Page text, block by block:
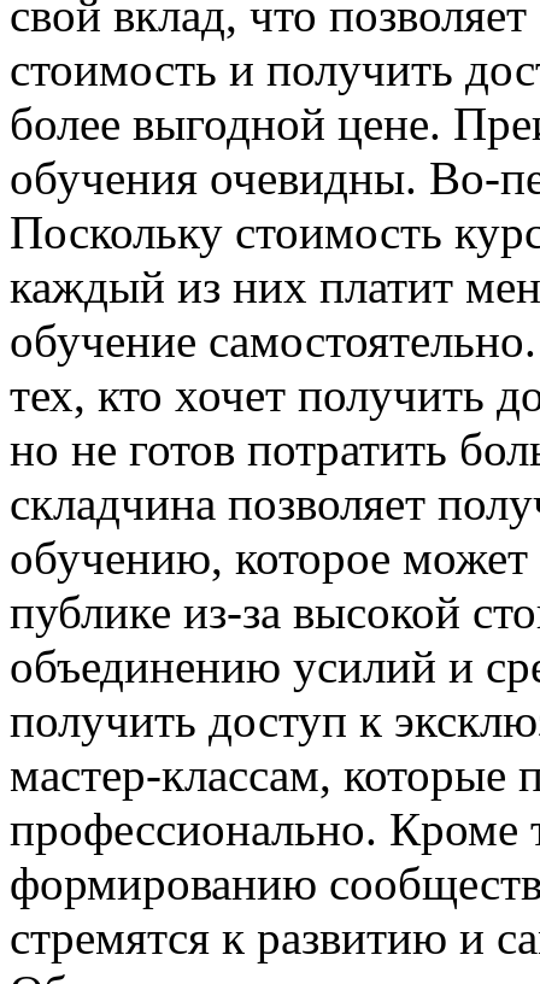
свой вклад, что
стоимость и получить
более выгодной цене.
обучения очевидны. Во-
Поскольку стоимость
каждый из них платит
обучение
тех, кто хочет получить
но не готов потратить
складчина позволяет
обучению, которое
публике из-за высокой
объединению усилий и
получить доступ к
мастер-классам, которые
профессионально. Кроме
формированию
стремятся к развитию и